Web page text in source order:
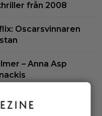
från 2008
Oscarsvinnaren
– Anna Asp
briljant blinkning